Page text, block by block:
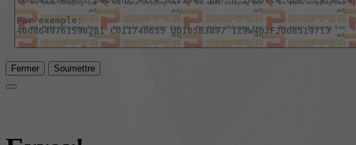
Fermer Soumettre